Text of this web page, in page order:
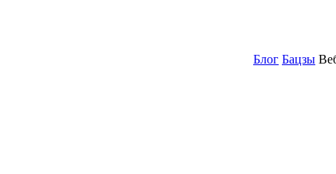
Блог Бацзы